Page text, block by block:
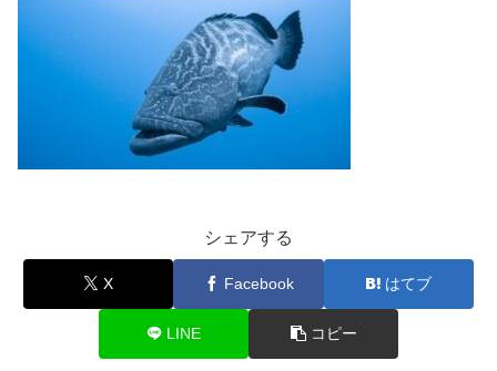
シェアする
X Facebook はてブ
LINE コピー